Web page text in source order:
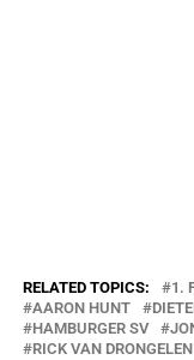
RELATED TOPICS: 1.
AARON HUNT
HAMBURGER SV
RICK VAN DRONGELEN